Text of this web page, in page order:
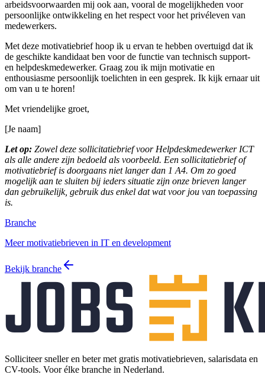
arbeidsvoorwaarden mij ook aan, vooral de mogelijkheden voor
persoonlijke ontwikkeling en het respect voor het privéleven van
medewerkers.
Met deze motivatiebrief hoop ik u ervan te hebben overtuigd dat ik
de geschikte kandidaat ben voor de functie van technisch support-
en helpdeskmedewerker. Graag zou ik mijn motivatie en
enthousiasme persoonlijk toelichten in een gesprek. Ik kijk ernaar uit
om van u te horen!
Met vriendelijke groet,
[Je naam]
Let op: Zowel deze sollicitatiebrief voor Helpdeskmedewerker ICT
als alle andere zijn bedoeld als voorbeeld. Een sollicitatiebrief of
motivatiebrief is doorgaans niet langer dan 1 A4. Om zo goed
mogelijk aan te sluiten bij ieders situatie zijn onze brieven langer
dan gebruikelijk, gebruik dus enkel dat wat voor jou van toepassing
is.
Branche
Meer motivatiebrieven in IT en development
Bekijk branche
Solliciteer sneller en beter met gratis motivatiebrieven, salarisdata en
CV-tools. Voor élke branche in Nederland.